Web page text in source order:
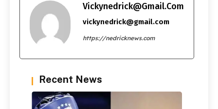
Vickynedrick@gmail.com
vickynedrick@gmail.com
https://nedricknews.com
Recent News